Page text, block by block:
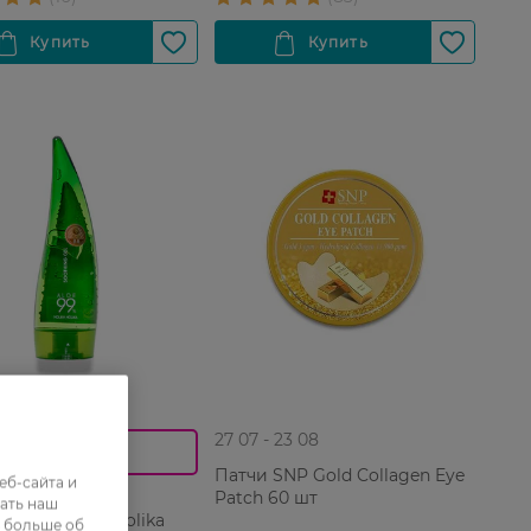
и
гель Holika
27 07 - 23 08
Патчи SNP Gold Collagen Eye
Patch 60 шт
сайта и
наш
больше об